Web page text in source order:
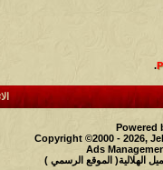
.
Powered
Copyright ©2000 - 2026,
Ads
الهلالية( الموقع الرسمي )